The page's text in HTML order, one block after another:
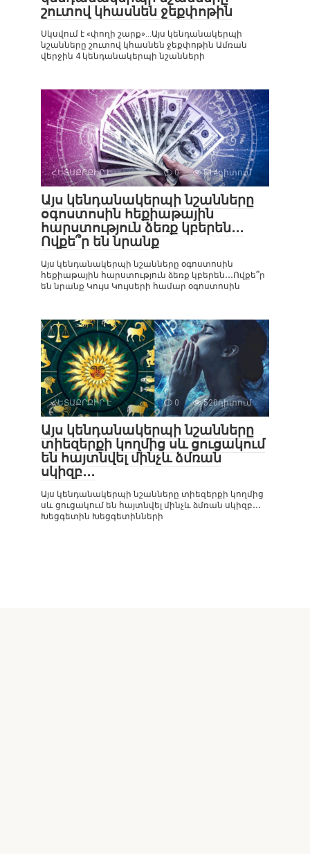
շուտով կհասնեն ջեքփոթին
Սկսվում է «փողի շարք»…Այս կենդանակերպի
նշանները շուտով կհասնեն ջեքփոթին Ամռան
վերջին 4 կենդանակերպի նշանների
ՀԵՏԱՔՐՔԻՐ Է 0 814դիտում
Այս կենդանակերպի նշանները
օգոստոսին հեքիաթային
հարստություն ձեռք կբերեն․․․
Ովքե՞ր են նրանք
Այս կենդանակերպի նշանները օգոստոսին
հեքիաթային հարստություն ձեռք կբերեն․․․Ովքե՞ր
են նրանք Կույս Կույսերի համար օգոստոսին
ՀԵՏԱՔՐՔԻՐ Է 0 520դիտում
Այս կենդանակերպի նշանները
տիեզերքի կողմից սև ցուցակում
են հայտնվել մինչև ձմռան
սկիզբ․․․
Այս կենդանակերպի նշանները տիեզերքի կողմից
սև ցուցակում են հայտնվել մինչև ձմռան սկիզբ․․․
Խեցգետին Խեցգետինների